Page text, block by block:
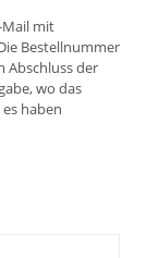
Mail mit
Bestellnummer
Abschluss der
wo das
haben